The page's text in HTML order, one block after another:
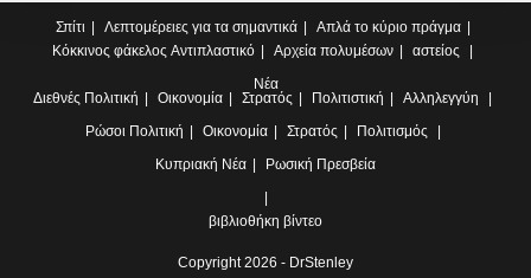
Σπίτι Λεπτομέρειες για τα σημαντικά
Απλά το κύριο πράγμα
Κόκκινος φάκελος Αντιπλαστικό Αρχεία πολυμέσων
αστείος
Νέα
Διεθνές Πολιτική Οικονομία Στρατός Πολιτιστική
Αλληλεγγύη
Ρώσοι Πολιτική Οικονομία Στρατός
Πολιτισμός
Κυπριακή Νέα Ρωσική Πρεσβεία
βιβλιοθήκη βίντεο
Copyright 2026 - DrStenley